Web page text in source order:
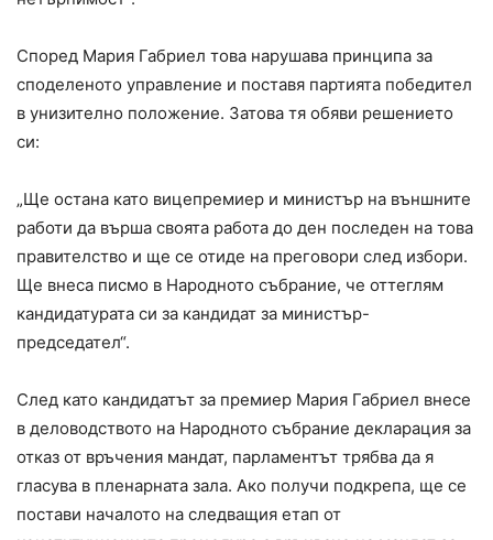
Според Мария Габриел това нарушава принципа за
споделеното управление и поставя партията победител
в унизително положение. Затова тя обяви решението
си:
„Ще остана като вицепремиер и министър на външните
работи да върша своята работа до ден последен на това
правителство и ще се отиде на преговори след избори.
Ще внеса писмо в Народното събрание, че оттеглям
кандидатурата си за кандидат за министър-
председател“.
След като кандидатът за премиер Мария Габриел внесе
в деловодството на Народното събрание декларация за
отказ от връчения мандат, парламентът трябва да я
гласува в пленарната зала. Ако получи подкрепа, ще се
постави началото на следващия етап от